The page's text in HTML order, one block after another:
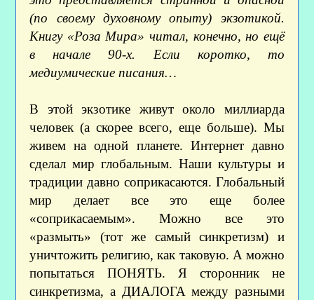
(по своему духовному опыту) экзотикой.
Книгу «Роза Мира» читал, конечно, но ещё
в начале 90-х. Если коротко, то
медиумические писания…
В этой экзотике живут около миллиарда
человек (а скорее всего, еще больше). Мы
живем на одной планете. Интернет давно
сделал мир глобальным. Наши культуры и
традиции давно соприкасаются. Глобальный
мир делает все это еще более
«соприкасаемым». Можно все это
«размыть» (тот же самый синкретизм) и
уничтожить религию, как таковую. А можно
попытаться ПОНЯТЬ. Я сторонник не
синкретизма, а ДИАЛОГА между разными